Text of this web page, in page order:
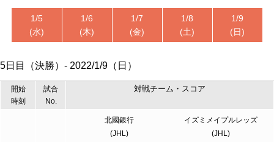
1/5
(水)
1/6
(木)
1/7
(金)
1/8
(土)
1/9
(日)
5日目（決勝）- 2022/1/9（日）
開始
時刻
試合
No.
対戦チーム・スコア
北國銀行
(JHL)
イズミメイプルレッズ
(JHL)